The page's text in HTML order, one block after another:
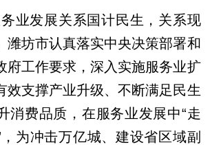
业发展关系国计民生，关系现
潍坊市认真落实中央决策部署和
府工作要求，深入实施服务业扩
效支撑产业升级、不断满足民生
消费品质，在服务业发展中“走
为冲击万亿城、建设省区域副